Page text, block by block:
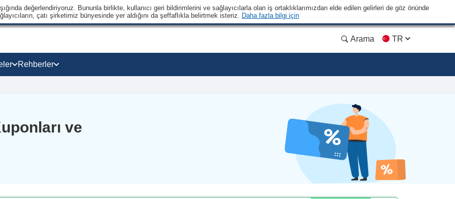
değerlendiriyoruz. Bununla birlikte, kullanıcı geri bildirimlerini ve sağlayıcılarla olan iş ortaklıklarımızdan elde edilen gelirleri de göz önünde
çatı şirketimiz bünyesinde yer aldığını da şeffaflıkla belirtmek isteriz. Daha fazla bilgi için
Arama TR
Rehberler
ve